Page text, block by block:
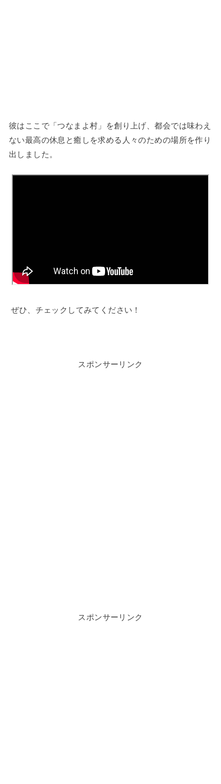
彼はここで「つなまよ村」を創り上げ、都会では味わえ
ない最高の休息と癒しを求める人々のための場所を作り
出しました。
ぜひ、チェックしてみてください！
スポンサーリンク
スポンサーリンク